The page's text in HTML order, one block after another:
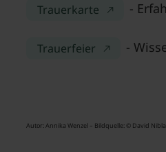
Trauerkarte -
Trauerfeier -
Autor: Annika Wenzel – Bildquelle: © David